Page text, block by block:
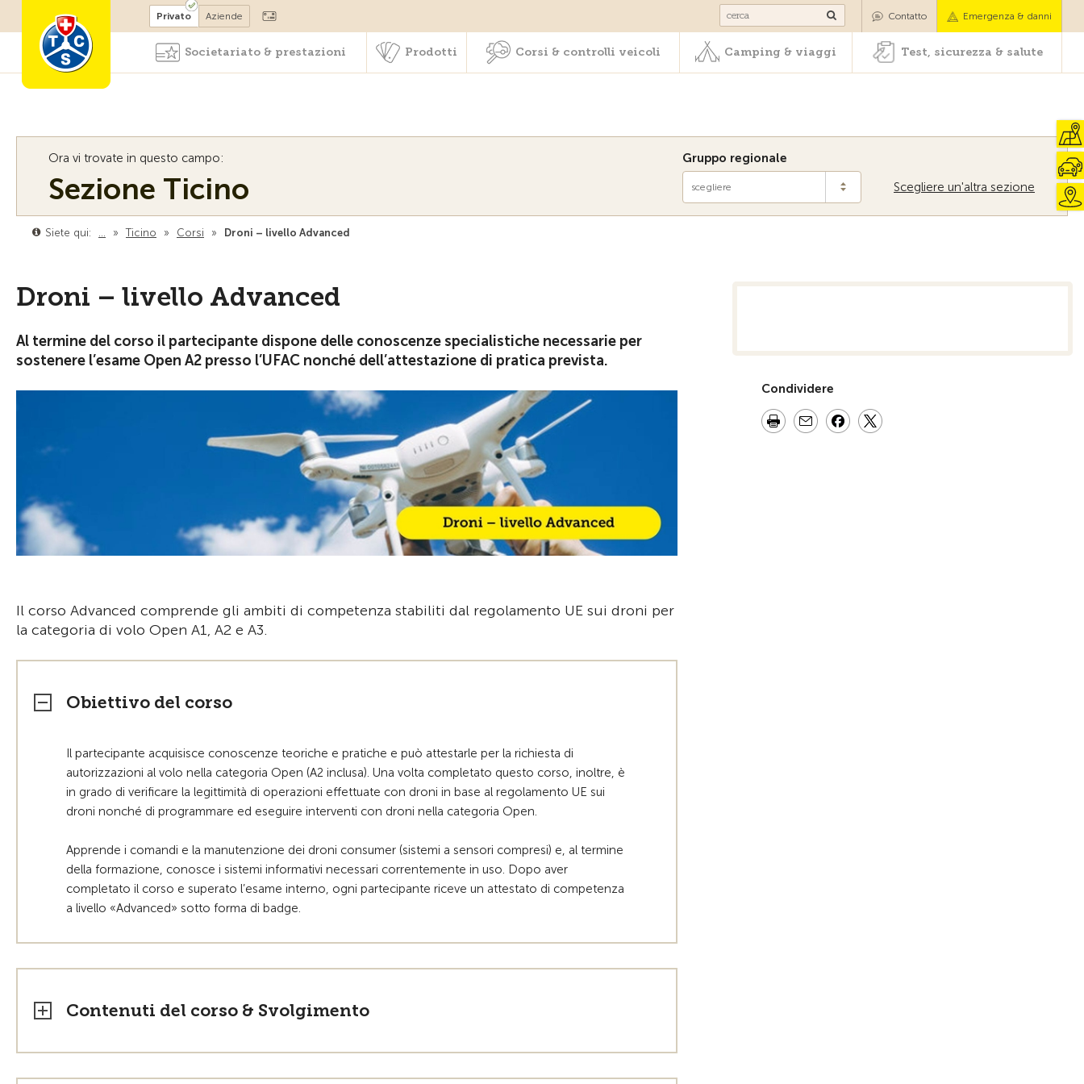
Diventare socio Corsi & controlli veicoli Camping & viaggi Test, sicurezza & salute
Privato Aziende Contatto Emergenza & danni
Societariato & prestazioni Prodotti Corsi & controlli veicoli Camping & viaggi Test, sicurezza & salute
Ora vi trovate in questo campo:
Sezione Ticino Scegliere un'altra sezione
Gruppo regionale
scegliere
Siete qui: … » Ticino » Corsi » Droni – livello Advanced
Droni – livello Advanced
Al termine del corso il partecipante dispone delle conoscenze specialistiche necessarie per
sostenere l’esame Open A2 presso l’UFAC nonché dell’attestazione di pratica prevista.
Il corso Advanced comprende gli ambiti di competenza stabiliti dal regolamento UE sui droni per
la categoria di volo Open A1, A2 e A3.
Obiettivo del corso
Il partecipante acquisisce conoscenze teoriche e pratiche e può attestarle per la richiesta di
autorizzazioni al volo nella categoria Open (A2 inclusa). Una volta completato questo corso, inoltre, è
in grado di verificare la legittimità di operazioni effettuate con droni in base al regolamento UE sui
droni nonché di programmare ed eseguire interventi con droni nella categoria Open.
Apprende i comandi e la manutenzione dei droni consumer (sistemi a sensori compresi) e, al termine
della formazione, conosce i sistemi informativi necessari correntemente in uso. Dopo aver
completato il corso e superato l’esame interno, ogni partecipante riceve un attestato di competenza
a livello «Advanced» sotto forma di badge.
Contenuti del corso & Svolgimento
Condividere